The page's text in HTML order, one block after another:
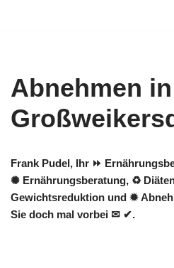
Abnehmen in
Frank Pudel, Ihr ⏩
✺ Ernährungsberatung, ♻
Gewichtsreduktion und ✹
Sie doch mal vorbei ✉ ✔.